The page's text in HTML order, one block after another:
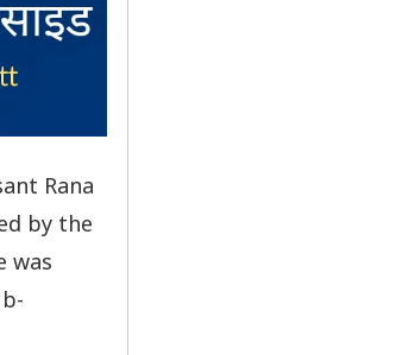
Rana
by the
was